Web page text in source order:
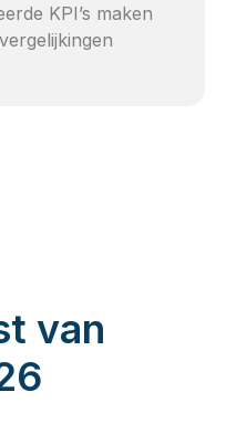
KPI’s maken
van